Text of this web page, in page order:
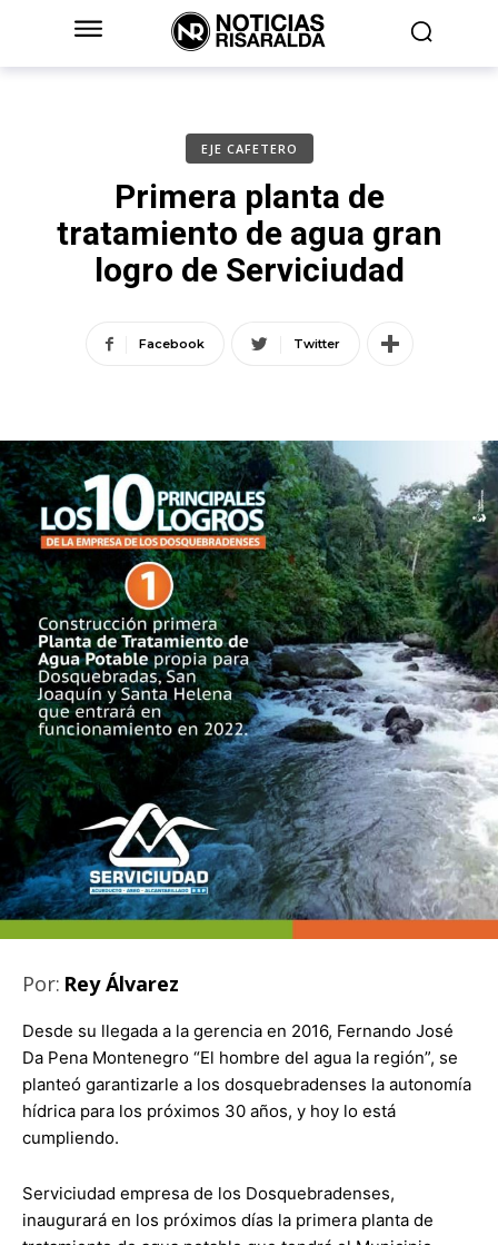
EJE CAFETERO
Primera planta de
tratamiento de agua gran
logro de Serviciudad
Facebook Twitter
Por: Rey Álvarez
Desde su llegada a la gerencia en 2016, Fernando José
Da Pena Montenegro “El hombre del agua la región”, se
planteó garantizarle a los dosquebradenses la autonomía
hídrica para los próximos 30 años, y hoy lo está
cumpliendo.
Serviciudad empresa de los Dosquebradenses,
inaugurará en los próximos días la primera planta de